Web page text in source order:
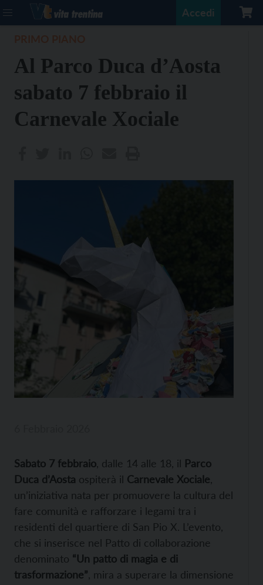
Accedi
Al Parco Duca d’Aosta
sabato 7 febbraio il
Carnevale Xociale
Sabato 7 febbraio , dalle 14 alle 18, il Parco
Duca d’Aosta ospiterà il Carnevale Xociale
un’iniziativa nata per promuovere la cultura del
fare comunità e rafforzare i legami tra i
residenti del quartiere di San Pio X. L’evento,
che si inserisce nel Patto di collaborazione
denominato “Un patto di magia e di
trasformazione” , mira a superare la dimensione